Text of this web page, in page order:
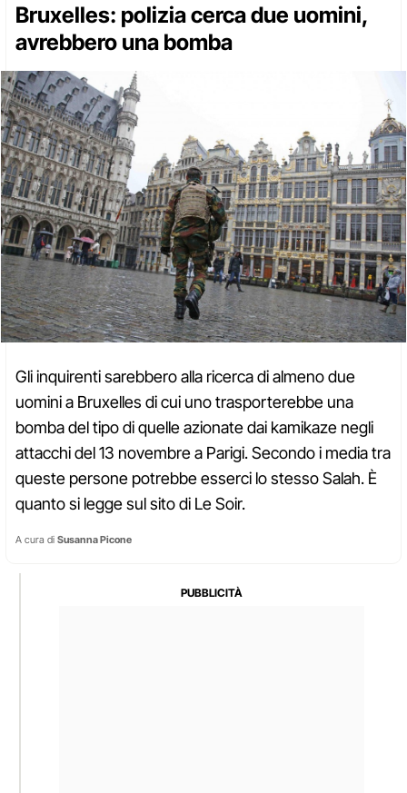
Bruxelles: polizia cerca due uomini,
avrebbero una bomba
Gli inquirenti sarebbero alla ricerca di almeno due
uomini a Bruxelles di cui uno trasporterebbe una
bomba del tipo di quelle azionate dai kamikaze negli
attacchi del 13 novembre a Parigi. Secondo i media tra
queste persone potrebbe esserci lo stesso Salah. È
quanto si legge sul sito di Le Soir.
A cura di Susanna Picone